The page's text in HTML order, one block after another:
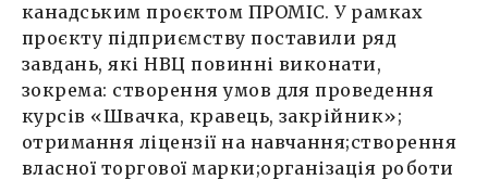
канадським проєктом ПРОМІС. У рамках
проєкту підприємству поставили ряд
завдань, які НВЦ повинні виконати,
зокрема: створення умов для проведення
курсів «Швачка, кравець, закрійник»;
отримання ліцензії на навчання;створення
власної торгової марки;організація роботи